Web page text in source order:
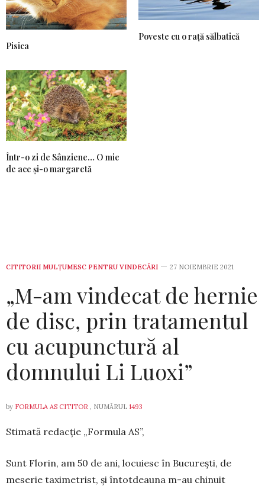
Pisica
Poveste cu o rață sălbatică
Într-o zi de Sânziene… O mie
de ace și-o margaretă
CITITORII MULȚUMESC PENTRU VINDECĂRI 27 NOIEMBRIE 2021
„M-am vindecat de hernie
de disc, prin tratamentul
cu acupunctură al
domnului Li Luoxi”
by FORMULA AS CITITOR , NUMĂRUL 1493
Stimată redacție „Formula AS”,
Sunt Florin, am 50 de ani, locuiesc în Bucu­rești, de
meserie taximetrist, și întotdeauna m-au chi­nuit